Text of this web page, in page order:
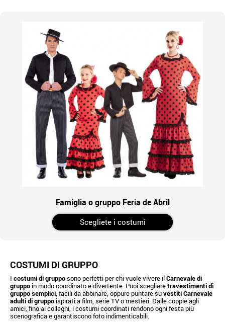
Famiglia o gruppo Feria de Abril
Scegliete i costumi
COSTUMI DI GRUPPO
I costumi di grupposono perfetti per chi vuole vivere ilCarnevale di
gruppo in modo coordinato e divertente. Puoi sceglieretravestimenti di
gruppo semplici , facili da abbinare, oppure puntare suvestiti Carnevale
adulti di gruppo ispirati a film, serie TV o mestieri. Dalle coppie agli
amici, fino ai colleghi, i costumi coordinati rendono ogni festa più
scenografica e garantiscono foto indimenticabili.